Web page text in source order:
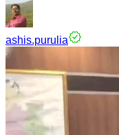
ashis.purulia